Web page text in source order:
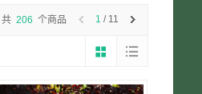
1 / 11
共 206 个商品